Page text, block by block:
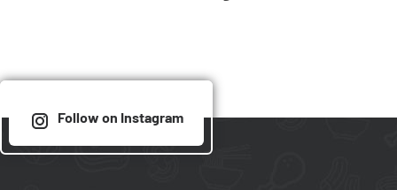
Follow on Instagram